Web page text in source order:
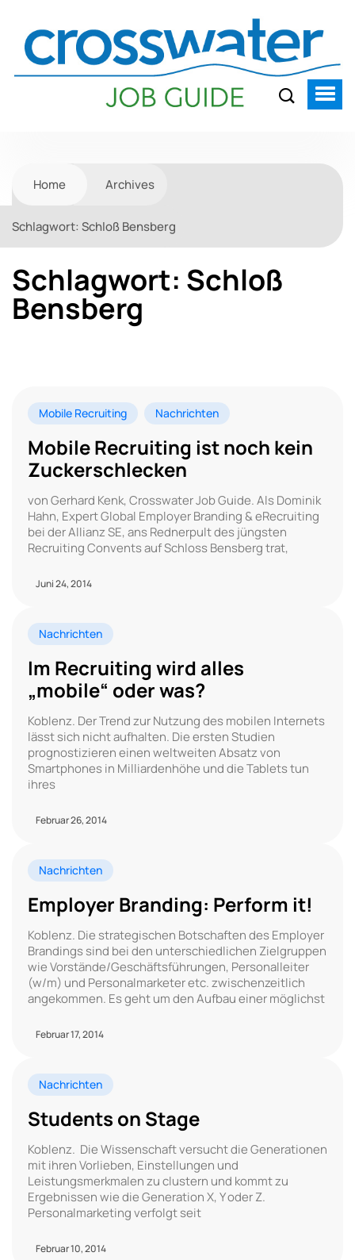
Home Archives
Schlagwort: Schloß Bensberg
Schlagwort: Schloß
Bensberg
Mobile Recruiting Nachrichten
Mobile Recruiting ist noch kein
Zuckerschlecken
von Gerhard Kenk, Crosswater Job Guide. Als Dominik
Hahn, Expert Global Employer Branding & eRecruiting
bei der Allianz SE, ans Rednerpult des jüngsten
Recruiting Convents auf Schloss Bensberg trat,
Juni 24, 2014
Nachrichten
Im Recruiting wird alles
„mobile“ oder was?
Koblenz. Der Trend zur Nutzung des mobilen Internets
lässt sich nicht aufhalten. Die ersten Studien
prognostizieren einen weltweiten Absatz von
Smartphones in Milliardenhöhe und die Tablets tun
ihres
Februar 26, 2014
Nachrichten
Employer Branding: Perform it!
Koblenz. Die strategischen Botschaften des Employer
Brandings sind bei den unterschiedlichen Zielgruppen
wie Vorstände/Geschäftsführungen, Personalleiter
(w/m) und Personalmarketer etc. zwischenzeitlich
angekommen. Es geht um den Aufbau einer möglichst
Februar 17, 2014
Nachrichten
Students on Stage
Koblenz. Die Wissenschaft versucht die Generationen
mit ihren Vorlieben, Einstellungen und
Leistungsmerkmalen zu clustern und kommt zu
Ergebnissen wie die Generation X, Y oder Z.
Personalmarketing verfolgt seit
Februar 10, 2014